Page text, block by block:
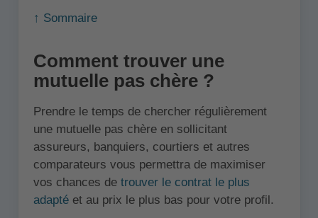
↑ Sommaire
Comment trouver une
mutuelle pas chère ?
Prendre le temps de chercher régulièrement
une mutuelle pas chère en sollicitant
assureurs, banquiers, courtiers et autres
comparateurs vous permettra de maximiser
vos chances de trouver le contrat le plus
adaptéet au prix le plus bas pour votre profil.